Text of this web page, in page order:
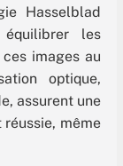
Hasselblad
les
images au
optique,
assurent une
même